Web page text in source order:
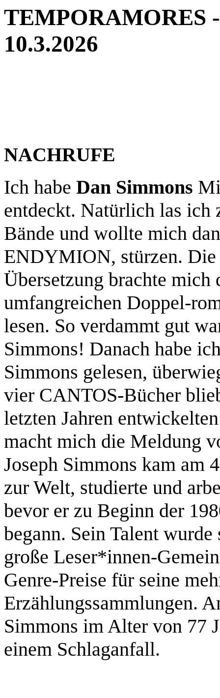
TEMPORAMORES
10.3.2026
NACHRUFE
Ich habe Dan Simmons
entdeckt. Natürlich las ich
Bände und wollte mich
ENDYMION, stürzen. Die
Übersetzung brachte mich
umfangreichen Doppel-
lesen. So verdammt gut
Simmons! Danach habe
Simmons gelesen,
vier CANTOS-Bücher
letzten Jahren
macht mich die Meldung
Joseph Simmons kam
zur Welt, studierte und
bevor er zu Beginn der
begann. Sein Talent
große Leser*innen-
Genre-Preise für seine
Erzählungssammlungen.
Simmons im Alter von 77
einem Schlaganfall.